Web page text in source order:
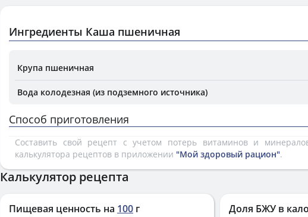
Ингредиенты Каша пшеничная
Крупа пшеничная
Вода колодезная (из подземного источника)
Способ приготовления
Составить свой рецепт с учетом потерь витаминов и
калькулятора рецептов в приложении "Мой здоровый рацион".
Калькулятор рецепта
Пищевая ценность на 100 г Доля БЖУ в